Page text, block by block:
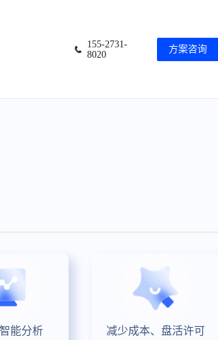
155-2731-
8020
方案咨询
能分析 减少成本、盘活许可